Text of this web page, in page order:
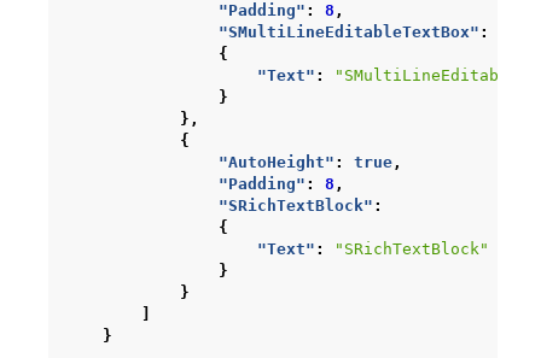
"Padding" : 8 ,
"SMultiLineEditableTextBox" :
{
"Text" :
}
},
{
"AutoHeight" : true,
"Padding" : 8 ,
"SRichTextBlock" :
{
"Text" :
"SRichTextBlock"
}
}
}